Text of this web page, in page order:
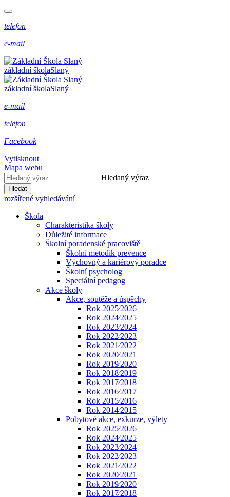
telefon
e-mail
základní školaSlaný
základní školaSlaný
e-mail
telefon
Facebook
Vytisknout
Mapa webu
Hledaný výraz
Hledat
rozšířené vyhledávání
Škola
Charakteristika školy
Důležité informace
Školní poradenské pracoviště
Školní metodik prevence
Výchovný a kariérový poradce
Školní psycholog
Speciální pedagog
Akce školy
Akce, soutěže a úspěchy
Rok 2025⁄2026
Rok 2024⁄2025
Rok 2023⁄2024
Rok 2022⁄2023
Rok 2021⁄2022
Rok 2020⁄2021
Rok 2019⁄2020
Rok 2018⁄2019
Rok 2017⁄2018
Rok 2016⁄2017
Rok 2015⁄2016
Rok 2014⁄2015
Pobytové akce, exkurze, výlety
Rok 2025⁄2026
Rok 2024⁄2025
Rok 2023⁄2024
Rok 2022⁄2023
Rok 2021⁄2022
Rok 2020⁄2021
Rok 2019⁄2020
Rok 2017⁄2018